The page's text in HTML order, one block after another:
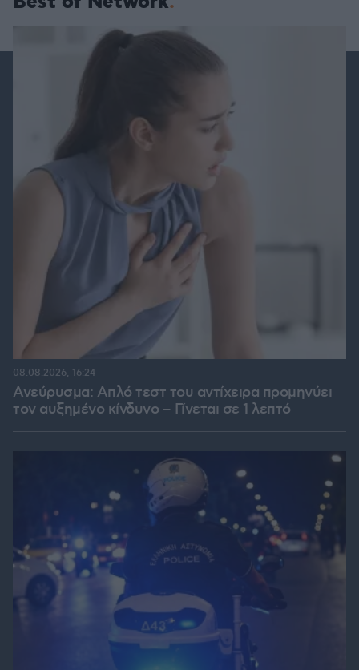
Ανεύρυσμα: Απλό τεστ του αντίχειρα προμηνύει
τον αυξημένο κίνδυνο – Γίνεται σε 1 λεπτό
08.08.2026, 16:24